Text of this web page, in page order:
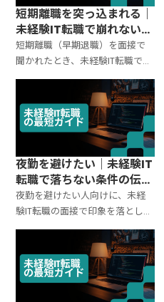
短期離職を突っ込まれる｜
未経験IT転職で崩れない説
明テンプレ（例文つき）
短期離職（早期退職）を面接で
聞かれたとき、未経験IT転職で印
象を落としにくい答え方をテン
プレ化。理由の伝え方、学びの
言語化、再発防止の示し方、NG
例の直し方まで整理します。
夜勤を避けたい｜未経験IT
転職で落ちない条件の伝え
方（言う順番と例文）
夜勤を避けたい人向けに、未経
験IT転職の面接で印象を落としに
くい伝え方を整理。条件の出し
方は「仕事姿勢→理由→代替案
→相談」の順が基本。言い回し
例、聞き方、避けたいNGもまと